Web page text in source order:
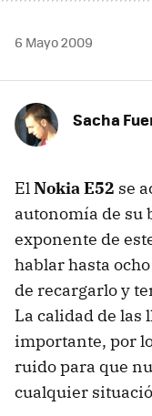
6 Mayo 2009
Sacha
ElNokia E52 se
autonomía de su
exponente de
hablar hasta
de recargarlo y
La calidad de las
importante, por
ruido para que
cualquier